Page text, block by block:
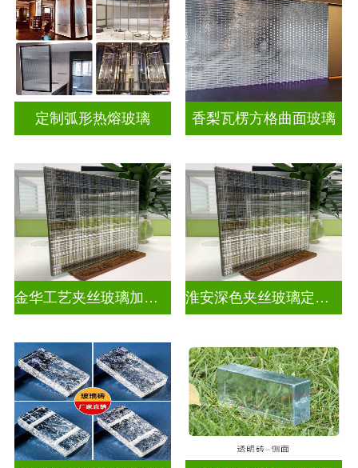
定制弧形热熔玻璃 香梨瓦楞方格曲面玻璃
金华工艺夹丝玻璃加工厂家 淮安深色夹丝玻璃定做厂家